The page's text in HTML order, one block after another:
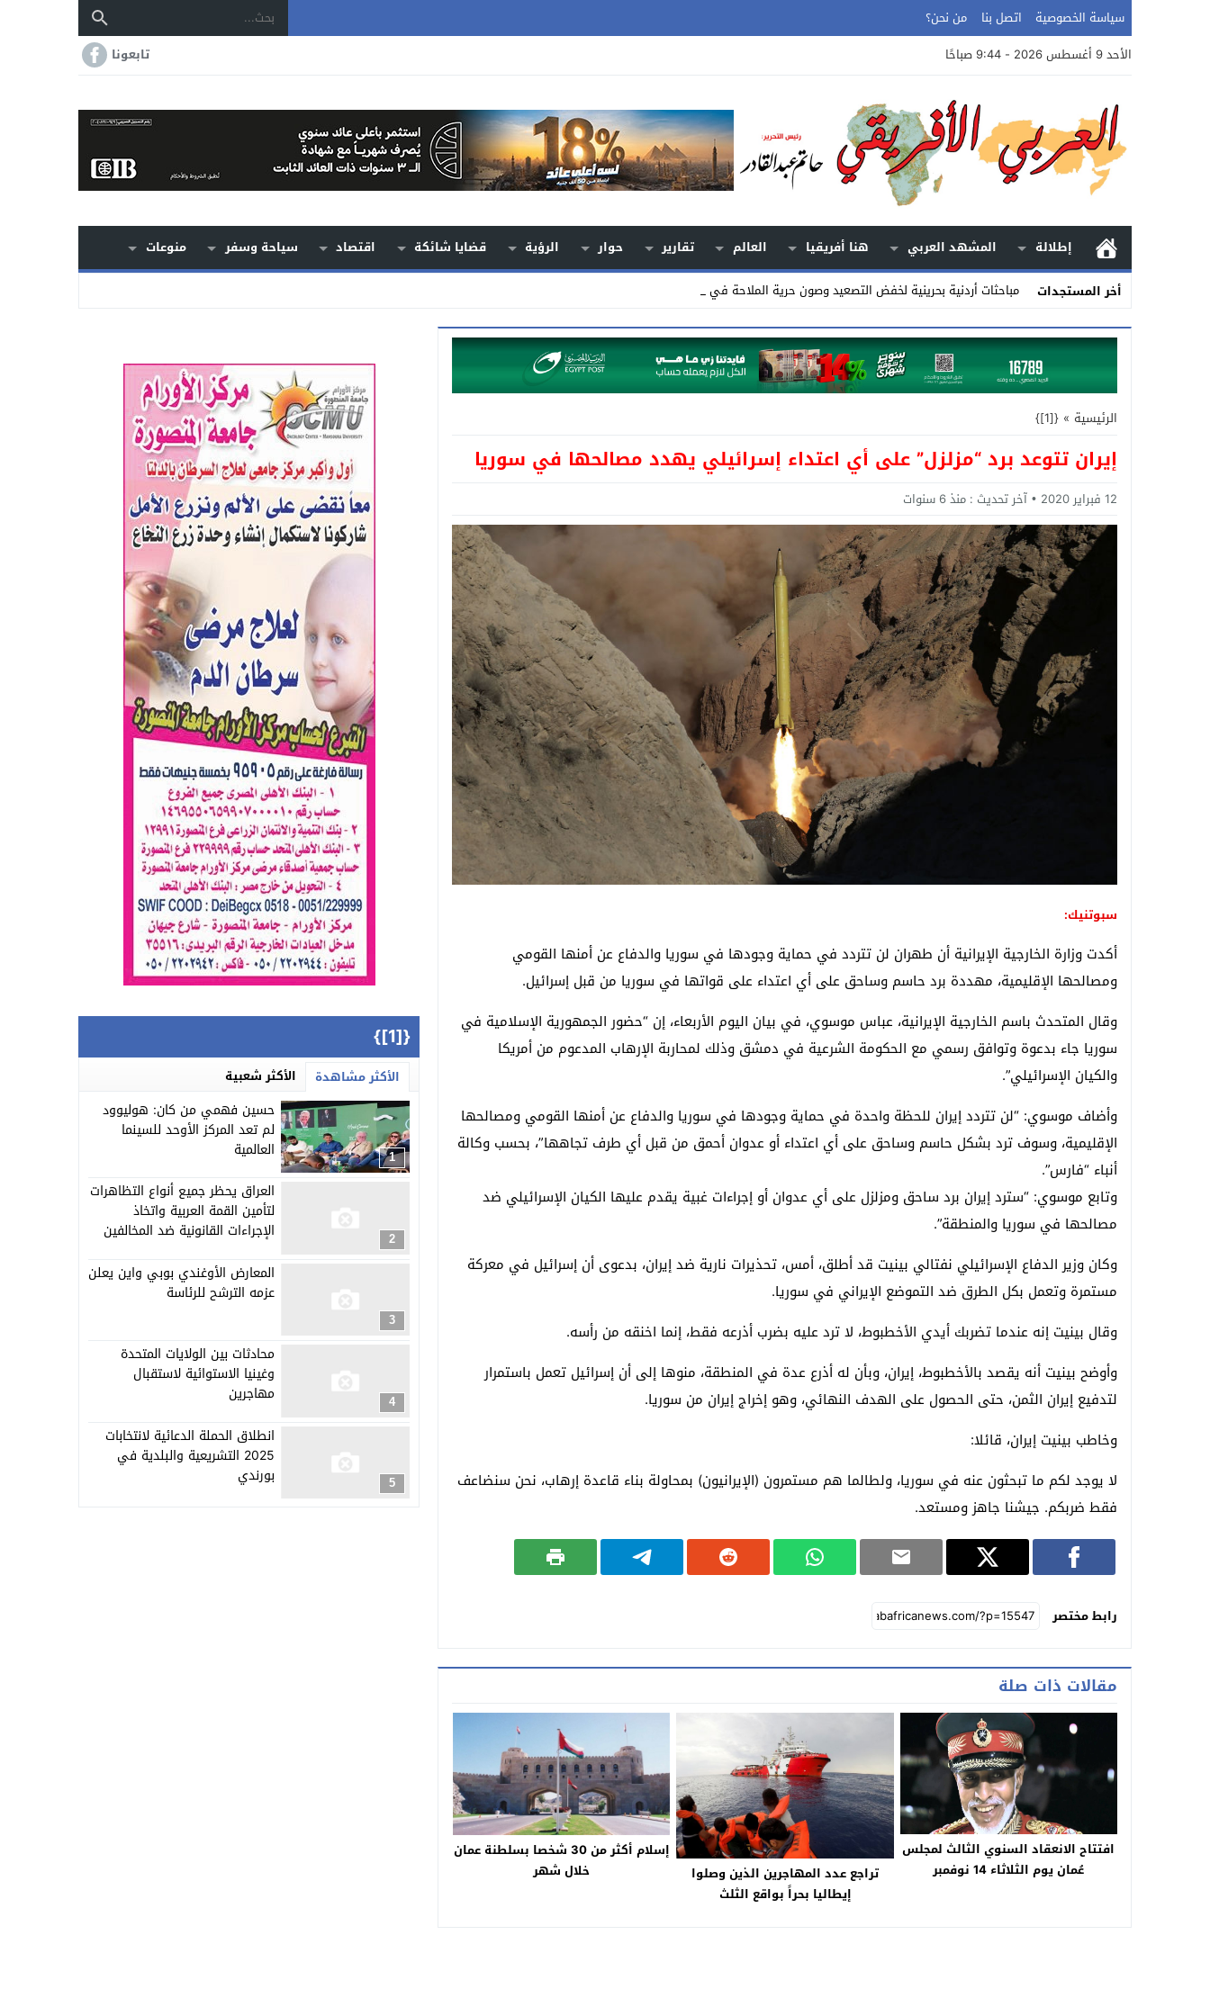
سياسة الخصوصية اتصل بنا
من نحن؟
الأحد 9 أغسطس 2026 - 9:44 صباحًا
تابعونا
إطلالة المشهد العربي هنا أفريقيا العالم تقارير حوار الرؤية قضايا شائكة اقتصاد سياحة وسفر
منوعات
أخر المستجدات
مباحثات أردنية بحرينية لخفض التصعيد وصون حرية الملاحة في مضيق هرمز_
Stop
Previous
Next
الرئيسية »
{[1]}
إيران تتوعد برد “مزلزل” على أي اعتداء إسرائيلي يهدد مصالحها في سوريا
12 فبراير 2020 آخر تحديث : منذ 6 سنوات
سبوتنيك:
أكدت وزارة الخارجية الإيرانية أن طهران لن تتردد في حماية وجودها في سوريا والدفاع عن أمنها القومي
ومصالحها الإقليمية، مهددة برد حاسم وساحق على أي اعتداء على قواتها في سوريا من قبل إسرائيل.
وقال المتحدث باسم الخارجية الإيرانية، عباس موسوي، في بيان اليوم الأربعاء، إن “حضور الجمهورية الإسلامية في
سوريا جاء بدعوة وتوافق رسمي مع الحكومة الشرعية في دمشق وذلك لمحاربة الإرهاب المدعوم من أمريكا
والكيان الإسرائيلي”.
وأضاف موسوي: “لن تتردد إيران للحظة واحدة في حماية وجودها في سوريا والدفاع عن أمنها القومي ومصالحها
الإقليمية، وسوف ترد بشكل حاسم وساحق على أي اعتداء أو عدوان أحمق من قبل أي طرف تجاهها”، بحسب وكالة
أنباء “فارس”.
وتابع موسوي: “سترد إيران برد ساحق ومزلزل على أي عدوان أو إجراءات غبية يقدم عليها الكيان الإسرائيلي ضد
مصالحها في سوريا والمنطقة”.
وكان وزير الدفاع الإسرائيلي نفتالي بينيت قد أطلق، أمس، تحذيرات نارية ضد إيران، بدعوى أن إسرائيل في معركة
مستمرة وتعمل بكل الطرق ضد التموضع الإيراني في سوريا.
وقال بينيت إنه عندما تضربك أيدي الأخطبوط، لا ترد عليه بضرب أذرعه فقط، إنما اخنقه من رأسه.
وأوضح بينيت أنه يقصد بالأخطبوط، إيران، وبأن له أذرع عدة في المنطقة، منوها إلى أن إسرائيل تعمل باستمرار
لتدفيع إيران الثمن، حتى الحصول على الهدف النهائي، وهو إخراج إيران من سوريا.
وخاطب بينيت إيران، قائلا:
لا يوجد لكم ما تبحثون عنه في سوريا، ولطالما هم مستمرون (الإيرانيون) بمحاولة بناء قاعدة إرهاب، نحن سنضاعف
فقط ضربكم. جيشنا جاهز ومستعد.
رابط مختصر
مقالات ذات صلة
افتتاح الانعقاد السنوي الثالث لمجلس
عُمان يوم الثلاثاء 14 نوفمبر
تراجع عدد المهاجرين الذين وصلوا
إيطاليا بحراً بواقع الثلث
إسلام أكثر من 30 شخصا بسلطنة عمان
خلال شهر
{[1]}
الأكثر مشاهدة الأكثر شعبية
1
حسين فهمي من كان: هوليوود
لم تعد المركز الأوحد للسينما
العالمية
2
العراق يحظر جميع أنواع التظاهرات
لتأمين القمة العربية واتخاذ
الإجراءات القانونية ضد المخالفين
3
المعارض الأوغندي بوبي واين يعلن
عزمه الترشح للرئاسة
4
محادثات بين الولايات المتحدة
وغينيا الاستوائية لاستقبال
مهاجرين
5
انطلاق الحملة الدعائية لانتخابات
2025 التشريعية والبلدية في
بورندي